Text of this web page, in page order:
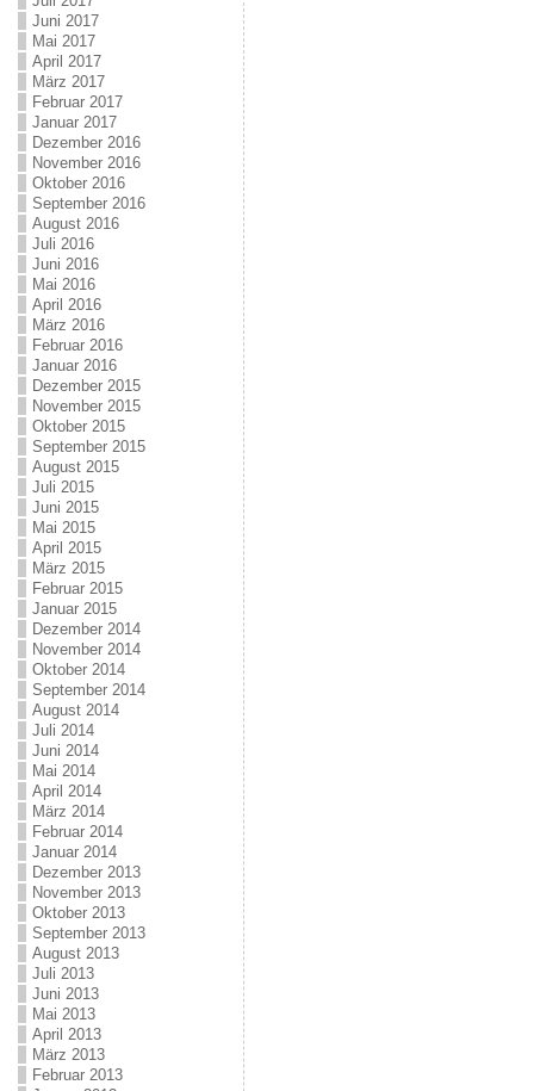
Juni 2017
Mai 2017
April 2017
März 2017
Februar 2017
Januar 2017
Dezember 2016
November 2016
Oktober 2016
September 2016
August 2016
Juli 2016
Juni 2016
Mai 2016
April 2016
März 2016
Februar 2016
Januar 2016
Dezember 2015
November 2015
Oktober 2015
September 2015
August 2015
Juli 2015
Juni 2015
Mai 2015
April 2015
März 2015
Februar 2015
Januar 2015
Dezember 2014
November 2014
Oktober 2014
September 2014
August 2014
Juli 2014
Juni 2014
Mai 2014
April 2014
März 2014
Februar 2014
Januar 2014
Dezember 2013
November 2013
Oktober 2013
September 2013
August 2013
Juli 2013
Juni 2013
Mai 2013
April 2013
März 2013
Februar 2013